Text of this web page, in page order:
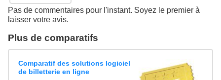
Pas de commentaires pour l'instant. Soyez le premier à
laisser votre avis.
Plus de comparatifs
Comparatif des solutions logiciel
de billetterie en ligne